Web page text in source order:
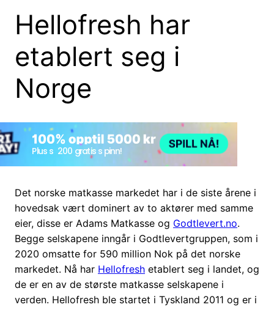
Hellofresh har
etablert seg i
Norge
Det norske matkasse markedet har i de siste årene i
hovedsak vært dominert av to aktører med samme
eier, disse er Adams Matkasse og Godtlevert.no.
Begge selskapene inngår i Godtlevertgruppen, som i
2020 omsatte for 590 million Nok på det norske
markedet. Nå har Hellofresh etablert seg i landet, og
de er en av de største matkasse selskapene i
verden. Hellofresh ble startet i Tyskland 2011 og er i